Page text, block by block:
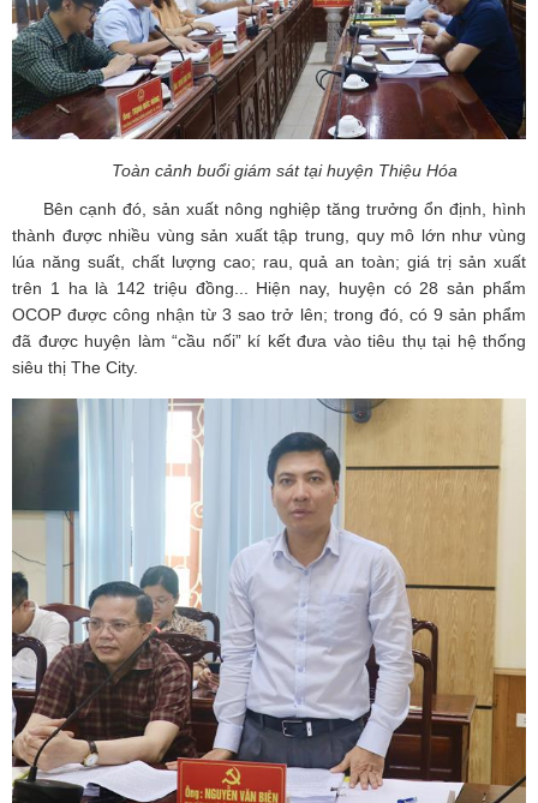
Toàn cảnh buổi giám sát tại huyện Thiệu Hóa
Bên cạnh đó, sản xuất nông nghiệp tăng trưởng ổn định, hình
thành được nhiều vùng sản xuất tập trung, quy mô lớn như vùng
lúa năng suất, chất lượng cao; rau, quả an toàn; giá trị sản xuất
trên 1 ha là 142 triệu đồng... Hiện nay, huyện có 28 sản phẩm
OCOP được công nhận từ 3 sao trở lên; trong đó, có 9 sản phẩm
đã được huyện làm “cầu nối” kí kết đưa vào tiêu thụ tại hệ thống
siêu thị The City.